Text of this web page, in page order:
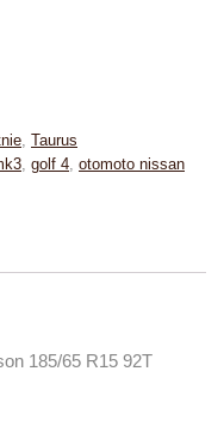
, Taurus
, golf 4, otomoto nissan
185/65 R15 92T